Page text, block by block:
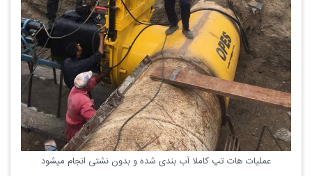
عملیات هات تپ کاملا آب بندی شده و بدون نشتی انجام میشود